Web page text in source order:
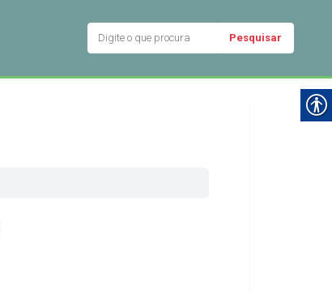
Pesquisar